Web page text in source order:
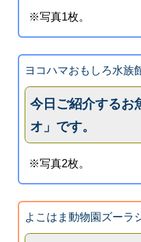
※写真1枚。
ヨコハマおもしろ水族
今日ご紹介するお
オ」です。
※写真2枚。
よこはま動物園ズーラ